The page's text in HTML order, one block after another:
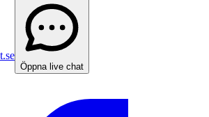
Öppna live chat